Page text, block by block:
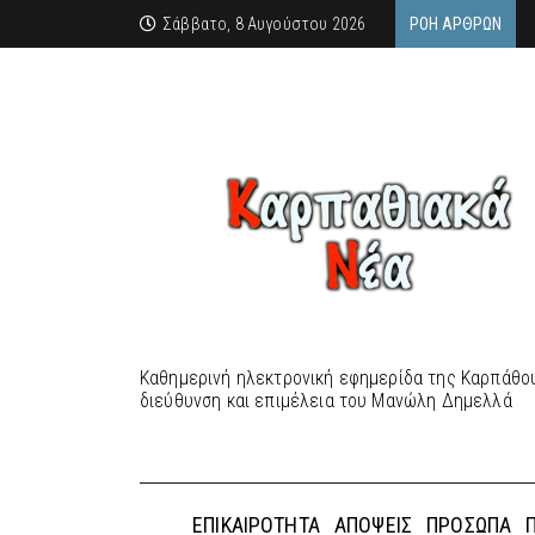
Σάββατο, 8 Αυγούστου 2026 ΡΟΉ ΆΡΘΡΩΝ
Καθημερινή ηλεκτρονική εφημερίδα της
διεύθυνση και επιμέλεια του Μανώλη Δημελλά
ΕΠΙΚΑΙΡΌΤΗΤΑ ΑΠΌΨΕΙΣ ΠΡΌΣΩΠΑ